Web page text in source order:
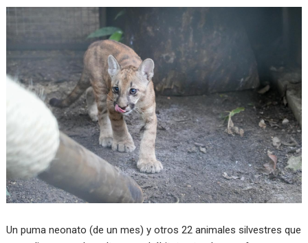
Un puma neonato (de un mes) y otros 22 animales silvestres que